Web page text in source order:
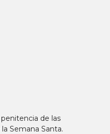
de las
Semana Santa.